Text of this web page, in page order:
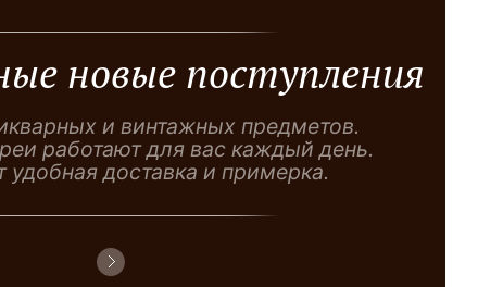
новые поступления
и винтажных предметов.
работают для вас каждый день.
удобная доставка и примерка.